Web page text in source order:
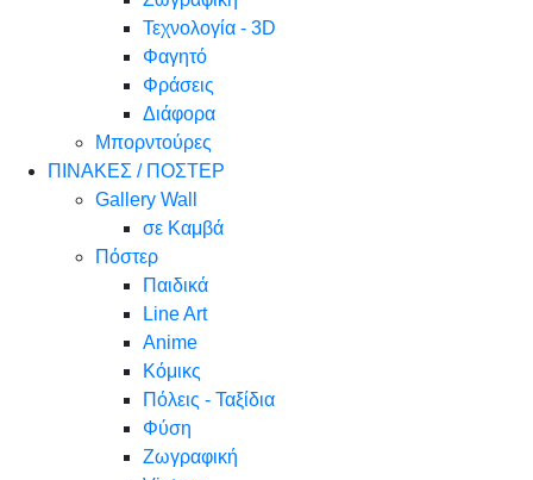
Τεχνολογία - 3D
Φαγητό
Φράσεις
Διάφορα
Μπορντούρες
ΠΙΝΑΚΕΣ / ΠΟΣΤΕΡ
Gallery Wall
σε Καμβά
Πόστερ
Παιδικά
Line Art
Anime
Κόμικς
Πόλεις - Ταξίδια
Φύση
Ζωγραφική